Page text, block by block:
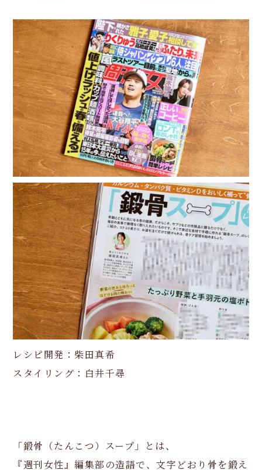
レシピ開発：柴田真希
スタイリング：白井千尋
「鍛骨（たんこつ）スープ」とは、
『週刊女性』編集部の造語で、文字どおり骨を鍛え